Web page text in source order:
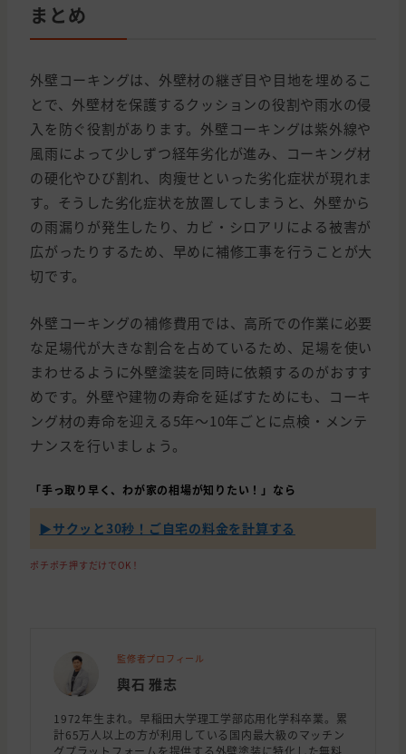
まとめ
外壁コーキングは、外壁材の継ぎ目や目地を埋めるこ
とで、外壁材を保護するクッションの役割や雨水の侵
入を防ぐ役割があります。外壁コーキングは紫外線や
風雨によって少しずつ経年劣化が進み、コーキング材
の硬化やひび割れ、肉痩せといった劣化症状が現れま
す。そうした劣化症状を放置してしまうと、外壁から
の雨漏りが発生したり、カビ・シロアリによる被害が
広がったりするため、早めに補修工事を行うことが大
切です。
外壁コーキングの補修費用では、高所での作業に必要
な足場代が大きな割合を占めているため、足場を使い
まわせるように外壁塗装を同時に依頼するのがおすす
めです。外壁や建物の寿命を延ばすためにも、コーキ
ング材の寿命を迎える5年〜10年ごとに点検・メンテ
ナンスを行いましょう。
「手っ取り早く、わが家の相場が知りたい！」なら
▶︎サクッと30秒！ご自宅の料金を計算する
ポチポチ押すだけでOK！
監修者プロフィール
輿石 雅志
1972年生まれ。早稲田大学理工学部応用化学科卒業。累
計65万人以上の方が利用している国内最大級のマッチン
グプラットフォームを提供する外壁塗装に特化した無料